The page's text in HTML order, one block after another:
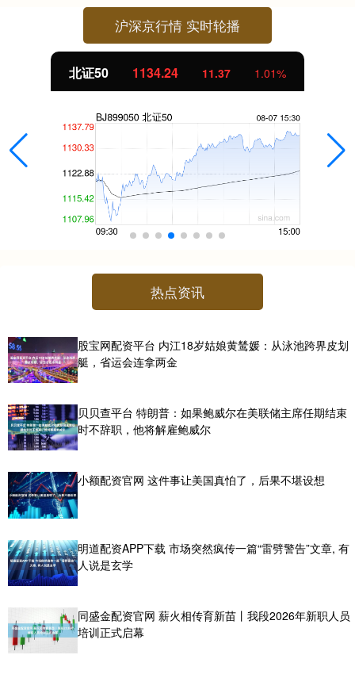
沪深京行情 实时轮播
北证50 1134.24 11.37 1.01%
热点资讯
股宝网配资平台 内江18岁姑娘黄鸶媛：从泳池跨界皮划
艇，省运会连拿两金
贝贝查平台 特朗普：如果鲍威尔在美联储主席任期结束
时不辞职，他将解雇鲍威尔
小额配资官网 这件事让美国真怕了，后果不堪设想
明道配资APP下载 市场突然疯传一篇“雷劈警告”文章, 有
人说是玄学
同盛金配资官网 薪火相传育新苗丨我段2026年新职人员
培训正式启幕